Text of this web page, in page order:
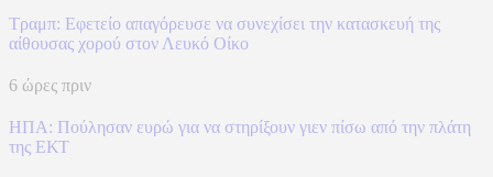
Τραμπ: Εφετείο απαγόρευσε να συνεχίσει την κατασκευή της
αίθουσας χορού στον Λευκό Οίκο
6 ώρες πριν
ΗΠΑ: Πούλησαν ευρώ για να στηρίξουν γιεν πίσω από την πλάτη
της ΕΚΤ